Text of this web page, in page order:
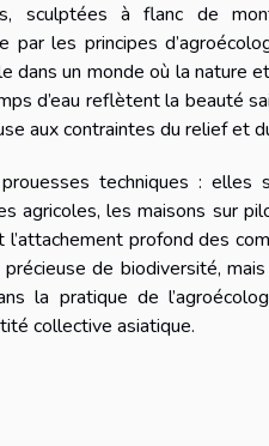
sculptées à flanc de
par les principes
un monde où la nature
d’eau reflètent la beauté
aux contraintes du relief et
techniques :
agricoles, les maisons sur
profond des
de biodiversité,
la pratique de
collective asiatique.